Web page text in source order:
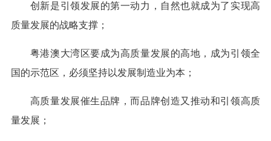
创新是引领发展的第一动力，自然也就成为了实现高
质量发展的战略支撑；
粤港澳大湾区要成为高质量发展的高地，成为引领全
国的示范区，必须坚持以发展制造业为本；
高质量发展催生品牌，而品牌创造又推动和引领高质
量发展；